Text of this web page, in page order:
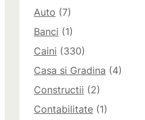
Auto (7)
Banci (1)
Caini (330)
Casa si Gradina (4)
Constructii (2)
Contabilitate (1)